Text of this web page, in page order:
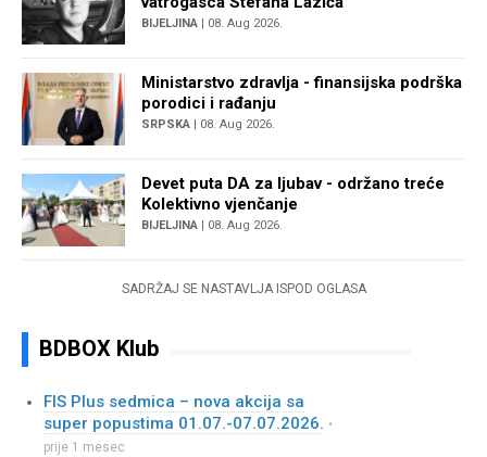
BIJELJINA | 08. Aug 2026.
Ministarstvo zdravlja - finansijska podrška
porodici i rađanju
SRPSKA | 08. Aug 2026.
Devet puta DA za ljubav - održano treće
Kolektivno vjenčanje
BIJELJINA | 08. Aug 2026.
SADRŽAJ SE NASTAVLJA ISPOD OGLASA
BDBOX Klub
FIS Plus sedmica – nova akcija sa
super popustima 01.07.-07.07.2026. •
prije 1 mesec